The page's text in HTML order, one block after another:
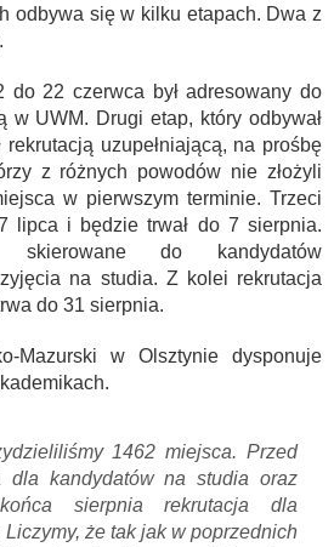
odbywa się w kilku etapach. Dwa z
do 22 czerwca był adresowany do
w UWM. Drugi etap, który odbywał
uzupełniającą, na prośbę
z różnych powodów nie złożyli
w pierwszym terminie. Trzeci
lipca i będzie trwał do 7 sierpnia.
skierowane do kandydatów
na studia. Z kolei rekrutacja
do 31 sierpnia.
Mazurski w Olsztynie dysponuje
1462 miejsca. Przed
dla kandydatów na studia oraz
sierpnia rekrutacja dla
że tak jak w poprzednich